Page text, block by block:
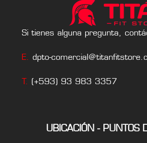
Si tienes alguna pregunta,
E. dpto-
T. (+593) 93 983 3357
UBICACIÓN - PUNTOS